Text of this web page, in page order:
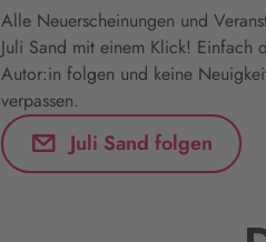
Alle Neuerscheinungen und
Juli Sand mit einem Klick! Einfach
Autor:in folgen und keine
verpassen.
Juli Sand folgen